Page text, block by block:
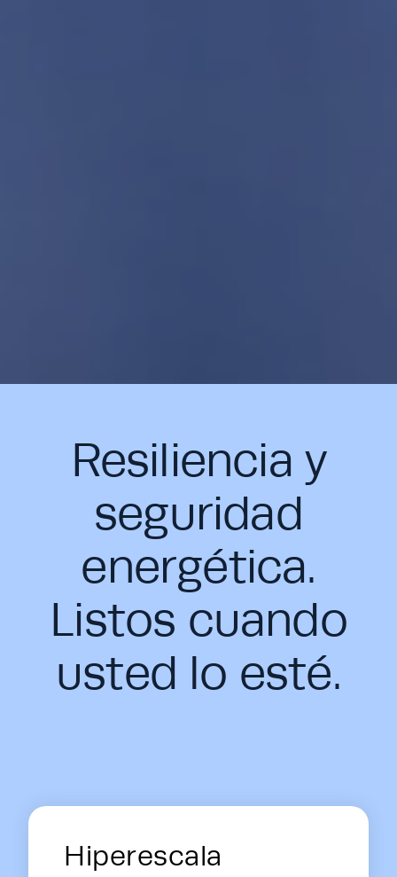
Resiliencia y
seguridad
energética.
Listos cuando
usted lo esté.
Energy Hub - Data Centers -
Hiperescala